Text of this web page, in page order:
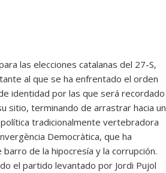
las elecciones catalanas del 27-S,
al que se ha enfrentado el orden
identidad por las que será recordado
sitio, terminando de arrastrar hacia un
tradicionalmente vertebradora
Democràtica, que ha
de la hipocresía y la corrupción.
el partido levantado por Jordi Pujol